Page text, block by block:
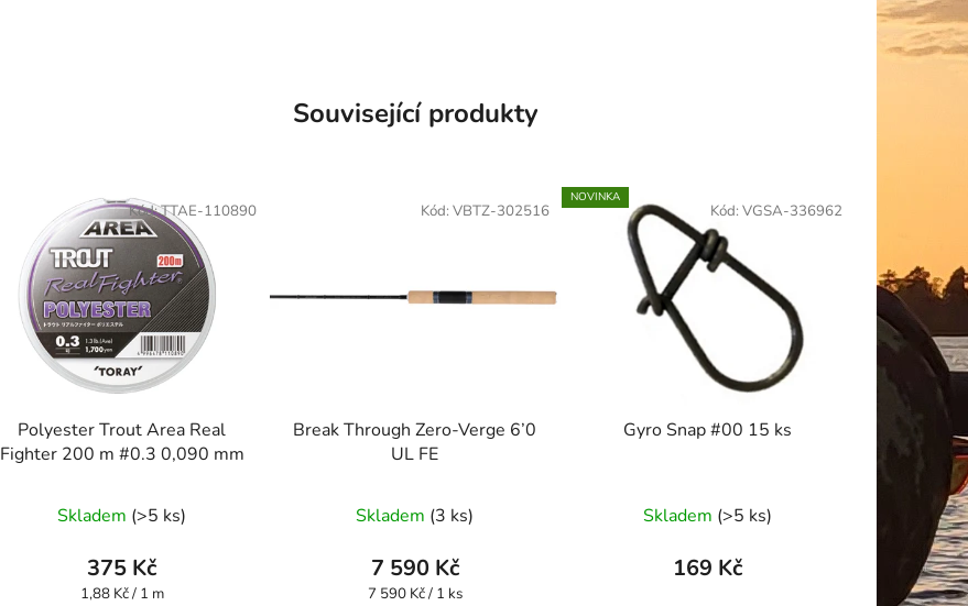
Související produkty
Polyester Trout Area Real
Fighter 200 m #0.3 0,090 mm
Skladem (>5 ks)
375 Kč
Měrná
1,88 Kč / 1 m
Kód:TTAE-110890
Break Through Zero-Verge 6’0
UL FE
Skladem (3 ks)
7 590 Kč
Měrná
7 590 Kč / 1 ks
Kód: VBTZ-302516
NOVINKA
Gyro Snap #00 15 ks
Skladem (>5 ks)
169 Kč
Kód: VGSA-336962